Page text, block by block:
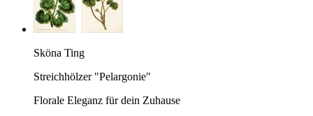
Sköna Ting
Streichhölzer "Pelargonie"
Florale Eleganz für dein Zuhause